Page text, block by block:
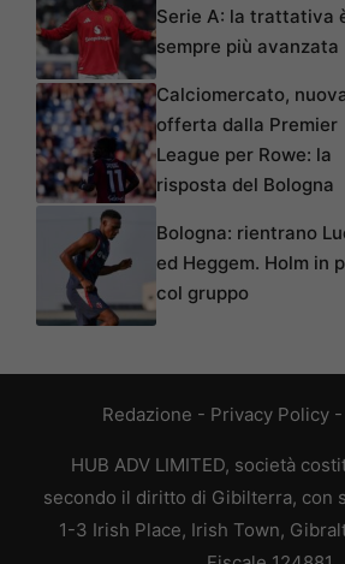
Serie A: la trattativa
sempre più avanzata
Calciomercato,
offerta dalla Premier
League per Rowe: la
risposta del Bologna
Bologna: rientrano
ed Heggem. Holm in
col gruppo
Redazione - Privacy Policy-
HUB ADV LIMITED, società
secondo il diritto di Gibilterra, con
1-3 Irish Place, Irish Town,